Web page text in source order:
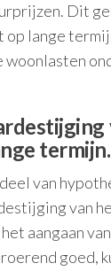
Dit
lange
woonlasten
termijn.
van
van
aangaan
goed,